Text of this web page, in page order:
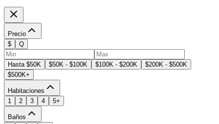
Precio
$
Q
Hasta $50K $50K - $100K $100K - $200K
$200K - $500K
$500K+
Habitaciones
1
2 3 4 5+
Baños